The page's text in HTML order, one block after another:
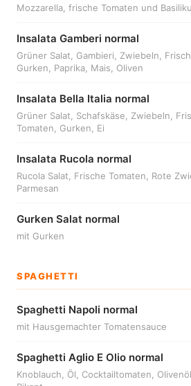
Mozzarella, frische Tomaten und
Insalata Gamberi normal
Grüner Salat, Gambieri, Zwiebeln,
Gurken, Paprika, Mais, Oliven
Insalata Bella Italia normal
Grüner Salat, Schafskäse, Zwiebeln,
Tomaten, Gurken, Ei
Insalata Rucola normal
Rucola Salat, Frische Tomaten, Rote
Parmesan
Gurken Salat normal
mit Gurken
SPAGHETTI
Spaghetti Napoli normal
mit Hausgemachter Tomatensauce
Spaghetti Aglio E Olio normal
Knoblauch, Öl, Cocktailtomaten,